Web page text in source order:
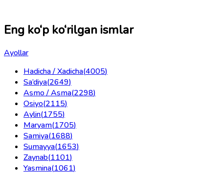
Eng ko‘p ko‘rilgan ismlar
Ayollar
Hadicha / Xadicha(4005)
Sa’diya(2649)
Asmo / Asma(2298)
Osiyo(2115)
Aylin(1755)
Maryam(1705)
Samiya(1688)
Sumayya(1653)
Zaynab(1101)
Yasmina(1061)